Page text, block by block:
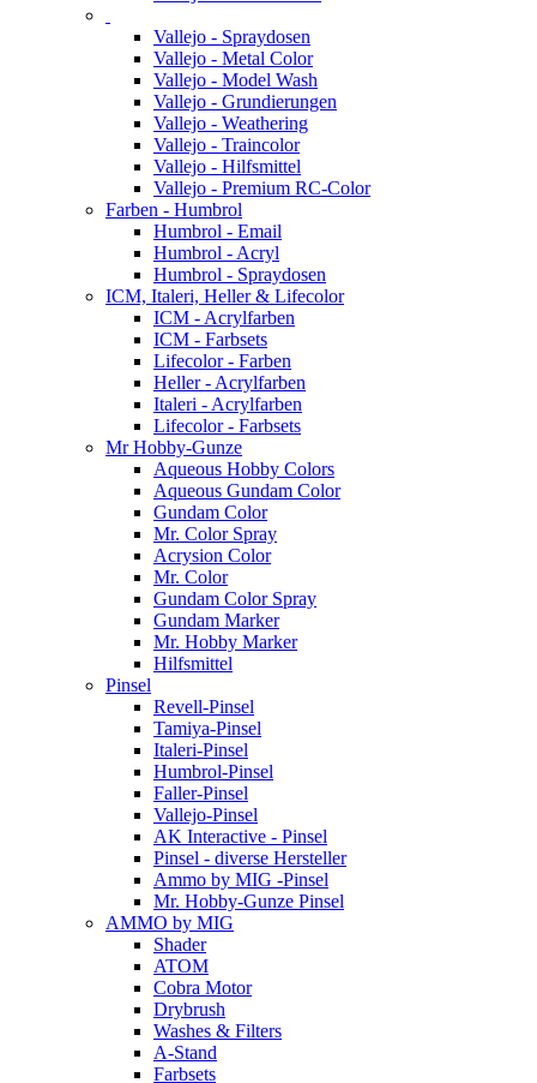
Vallejo - Spraydosen
Vallejo - Metal Color
Vallejo - Model Wash
Vallejo - Grundierungen
Vallejo - Weathering
Vallejo - Traincolor
Vallejo - Hilfsmittel
Vallejo - Premium RC-Color
Farben - Humbrol
Humbrol - Email
Humbrol - Acryl
Humbrol - Spraydosen
ICM, Italeri, Heller & Lifecolor
ICM - Acrylfarben
ICM - Farbsets
Lifecolor - Farben
Heller - Acrylfarben
Italeri - Acrylfarben
Lifecolor - Farbsets
Mr Hobby-Gunze
Aqueous Hobby Colors
Aqueous Gundam Color
Gundam Color
Mr. Color Spray
Acrysion Color
Mr. Color
Gundam Color Spray
Gundam Marker
Mr. Hobby Marker
Hilfsmittel
Pinsel
Revell-Pinsel
Tamiya-Pinsel
Italeri-Pinsel
Humbrol-Pinsel
Faller-Pinsel
Vallejo-Pinsel
AK Interactive - Pinsel
Pinsel - diverse Hersteller
Ammo by MIG -Pinsel
Mr. Hobby-Gunze Pinsel
AMMO by MIG
Shader
ATOM
Cobra Motor
Drybrush
Washes & Filters
A-Stand
Farbsets